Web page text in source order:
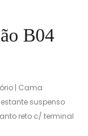
B04
| Cama
suspenso
reto c/ terminal